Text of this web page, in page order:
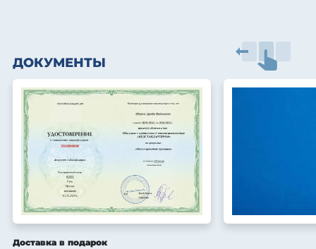
ДОКУМЕНТЫ
Доставка в подарок